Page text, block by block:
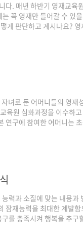
다. 매년 하반기 영재교육
꼭 영재만 들어갈 수 있
게 판단하고 계시나요?
지요. 특히 아이가 어릴 때
하는 언어는 영재성에 대
녀로 둔 어머니들의 영재
육원 심화과정을 이수하
연구에 참여한 어머니는
이 아니라 연구의 목적과
위한 분석 프레임을 크게
력과 소질에 맞는 내용과
잠재능력을 최대한 계발
를 충족시켜 행복을 추구
개인적인 차원, 단순히 기